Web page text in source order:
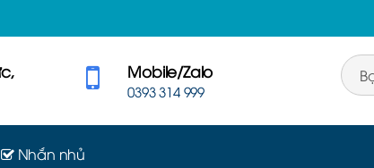
Mobile/Zalo
0393 314 999
Nhắn nhủ